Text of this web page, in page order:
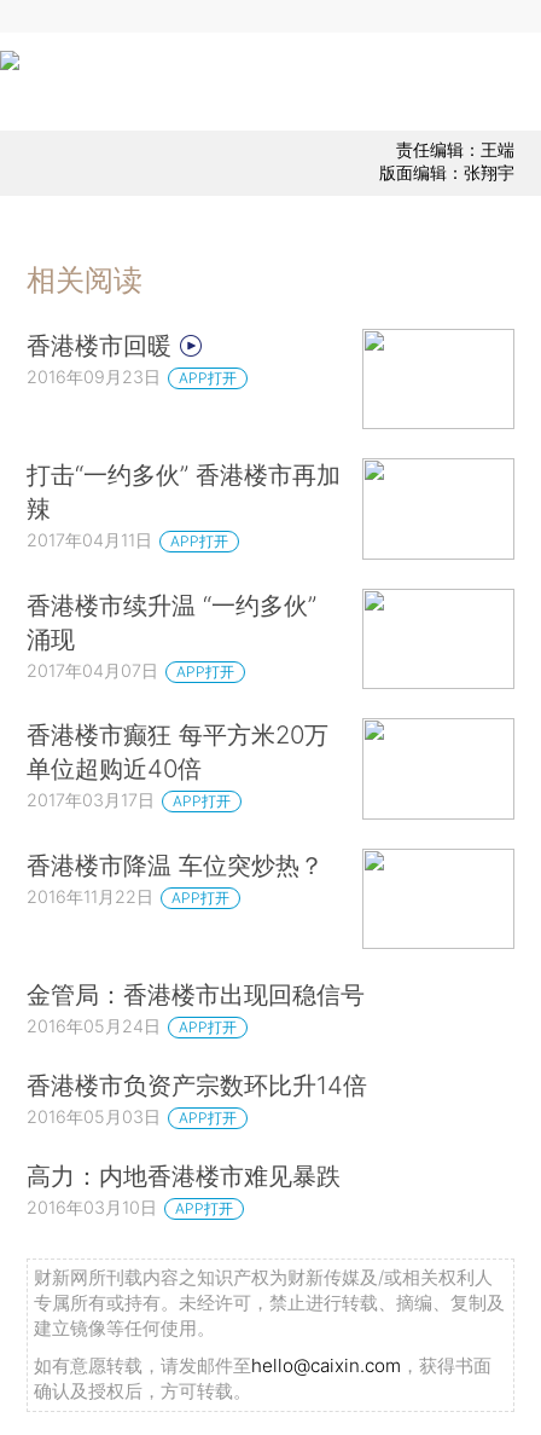
责任编辑：王端
版面编辑：张翔宇
相关阅读
香港楼市回暖
2016年09月23日 APP打开
打击“一约多伙” 香港楼市再加
辣
2017年04月11日 APP打开
香港楼市续升温 “一约多伙”
涌现
2017年04月07日 APP打开
香港楼市癫狂 每平方米20万
单位超购近40倍
2017年03月17日 APP打开
香港楼市降温 车位突炒热？
2016年11月22日 APP打开
金管局：香港楼市出现回稳信号
2016年05月24日 APP打开
香港楼市负资产宗数环比升14倍
2016年05月03日 APP打开
高力：内地香港楼市难见暴跌
2016年03月10日 APP打开
财新网所刊载内容之知识产权为财新传媒及/或相关权利人
专属所有或持有。未经许可，禁止进行转载、摘编、复制及
建立镜像等任何使用。
如有意愿转载，请发邮件至hello@caixin.com ，获得书面
确认及授权后，方可转载。